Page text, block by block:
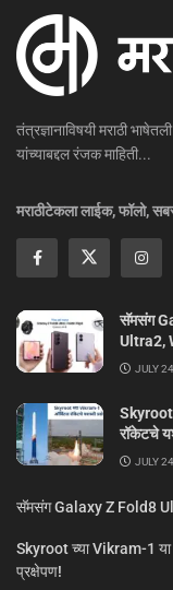
तंत्रज्ञानाविषयी मराठी
यांच्याबद्दल रंजक माहिती...
मराठीटेकला लाईक, फॉलो,
सॅमसंग
Ultra2,
JULY
Skyroot
रॉकेटचे
JULY
सॅमसंग Galaxy Z Fold8
Skyroot च्या Vikram-1 या
प्रक्षेपण!